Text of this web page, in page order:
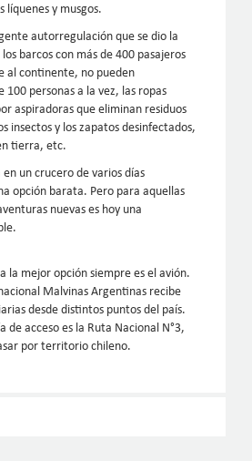
líquenes y musgos.
autorregulación que se dio la
barcos con más de 400 pasajeros
al continente, no pueden
100 personas a la vez, las ropas
aspiradoras que eliminan residuos
insectos y los zapatos desinfectados,
tierra, etc.
un crucero de varios días
opción barata. Pero para aquellas
nuevas es hoy una
la mejor opción siempre es el avión.
Malvinas Argentinas recibe
desde distintos puntos del país.
de acceso es la Ruta Nacional N°3,
por territorio chileno.